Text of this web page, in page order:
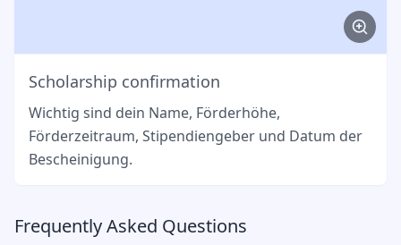
Scholarship confirmation
Wichtig sind dein Name, Förderhöhe,
Förderzeitraum, Stipendiengeber und Datum der
Bescheinigung.
Frequently Asked Questions